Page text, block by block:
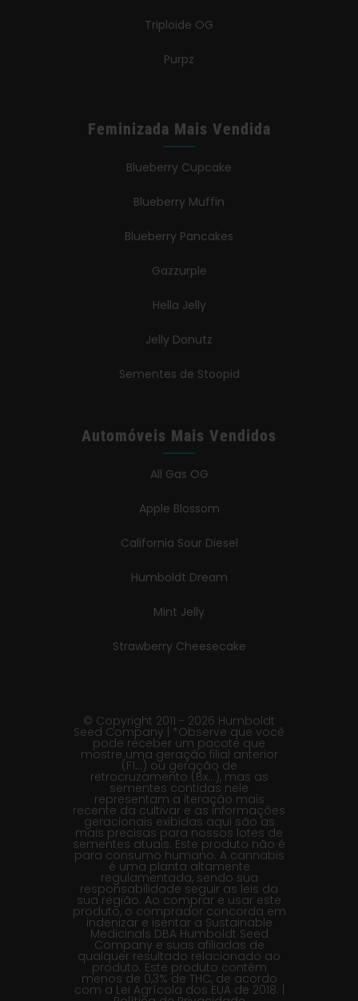
Triploide OG
Purpz
Feminizada Mais Vendida
Blueberry Cupcake
Blueberry Muffin
Blueberry Pancakes
Gazzurple
Hella Jelly
Jelly Donutz
Sementes de Stoopid
Automóveis Mais Vendidos
All Gas OG
Apple Blossom
California Sour Diesel
Humboldt Dream
Mint Jelly
Strawberry Cheesecake
© Copyright 2011 - 2026 Humboldt
Seed Company | *Observe que você
pode receber um pacote que
mostre uma geração filial anterior
(F1…) ou geração de
retrocruzamento (Bx…), mas as
sementes contidas nele
representam a iteração mais
recente da cultivar e as informações
geracionais exibidas aqui são as
mais precisas para nossos lotes de
sementes atuais. Este produto não é
para consumo humano. A cannabis
é uma planta altamente
regulamentada, sendo sua
responsabilidade seguir as leis da
sua região. Ao comprar e usar este
produto, o comprador concorda em
indenizar e isentar a Sustainable
Medicinals DBA Humboldt Seed
Company e suas afiliadas de
qualquer resultado relacionado ao
produto. Este produto contém
menos de 0,3% de THC, de acordo
com a Lei Agrícola dos EUA de 2018. |